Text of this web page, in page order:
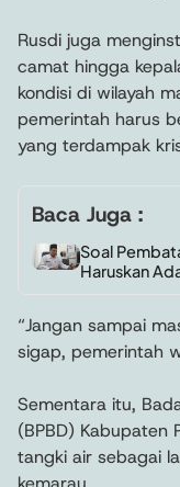
Rusdi juga
camat hingga
kondisi di wilayah
pemerintah harus
yang terdampak
Baca Juga :
Soal
Haruskan
“Jangan sampai
sigap, pemerintah
Sementara itu,
(BPBD) Kabupaten
tangki air sebagai